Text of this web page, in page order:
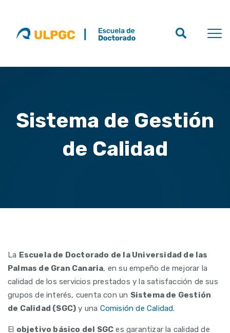
Sistema de Gestión
de Calidad
La Escuela de Doctorado de la Universidad de las
Palmas de Gran Canaria, en su empeño de mejorar la
calidad de los servicios prestados y la satisfacción de sus
grupos de interés, cuenta con un Sistema de Gestión
de Calidad (SGC) y una Comisión de Calidad.
El objetivo básico del SGC es garantizar la calidad de